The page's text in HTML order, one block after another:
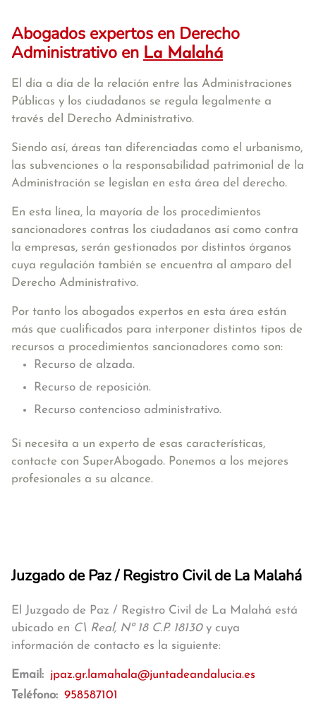
Abogados expertos en Derecho
Administrativo en La Malahá
El día a día de la relación entre las Administraciones
Públicas y los ciudadanos se regula legalmente a
través del Derecho Administrativo.
Siendo así, áreas tan diferenciadas como el urbanismo,
las subvenciones o la responsabilidad patrimonial de la
Administración se legislan en esta área del derecho.
En esta línea, la mayoría de los procedimientos
sancionadores contras los ciudadanos así como contra
la empresas, serán gestionados por distintos órganos
cuya regulación también se encuentra al amparo del
Derecho Administrativo.
Por tanto los abogados expertos en esta área están
más que cualificados para interponer distintos tipos de
recursos a procedimientos sancionadores como son:
Recurso de alzada.
Recurso de reposición.
Recurso contencioso administrativo.
Si necesita a un experto de esas características,
contacte con SuperAbogado. Ponemos a los mejores
profesionales a su alcance.
Juzgado de Paz / Registro Civil de La Malahá
El Juzgado de Paz / Registro Civil de La Malahá está
ubicado en C\ Real, Nº 18 C.P. 18130y cuya
información de contacto es la siguiente:
Email: jpaz.gr.lamahala@juntadeandalucia.es
Teléfono: 958587101